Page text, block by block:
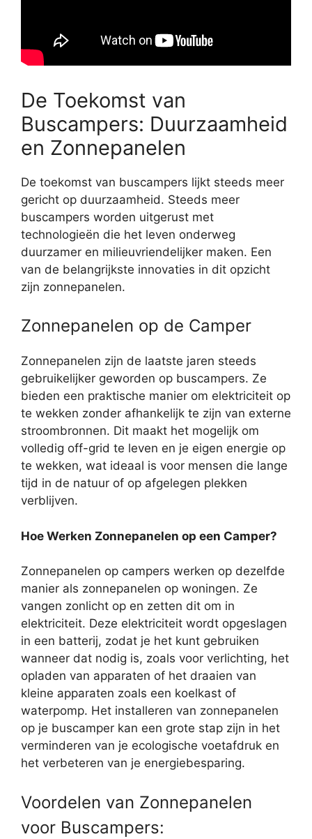
De Toekomst van
Buscampers: Duurzaamheid
en Zonnepanelen
De toekomst van buscampers lijkt steeds meer
gericht op duurzaamheid. Steeds meer
buscampers worden uitgerust met
technologieën die het leven onderweg
duurzamer en milieuvriendelijker maken. Een
van de belangrijkste innovaties in dit opzicht
zijn zonnepanelen.
Zonnepanelen op de Camper
Zonnepanelen zijn de laatste jaren steeds
gebruikelijker geworden op buscampers. Ze
bieden een praktische manier om elektriciteit op
te wekken zonder afhankelijk te zijn van externe
stroombronnen. Dit maakt het mogelijk om
volledig off-grid te leven en je eigen energie op
te wekken, wat ideaal is voor mensen die lange
tijd in de natuur of op afgelegen plekken
verblijven.
Hoe Werken Zonnepanelen op een Camper?
Zonnepanelen op campers werken op dezelfde
manier als zonnepanelen op woningen. Ze
vangen zonlicht op en zetten dit om in
elektriciteit. Deze elektriciteit wordt opgeslagen
in een batterij, zodat je het kunt gebruiken
wanneer dat nodig is, zoals voor verlichting, het
opladen van apparaten of het draaien van
kleine apparaten zoals een koelkast of
waterpomp. Het installeren van zonnepanelen
op je buscamper kan een grote stap zijn in het
verminderen van je ecologische voetafdruk en
het verbeteren van je energiebesparing.
Voordelen van Zonnepanelen
voor Buscampers: